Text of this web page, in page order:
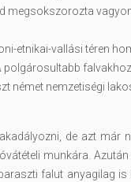
megsokszorozta
etnikai-vallási téren
német nemzetiségi
de azt
munkára.
falut anyagilag is